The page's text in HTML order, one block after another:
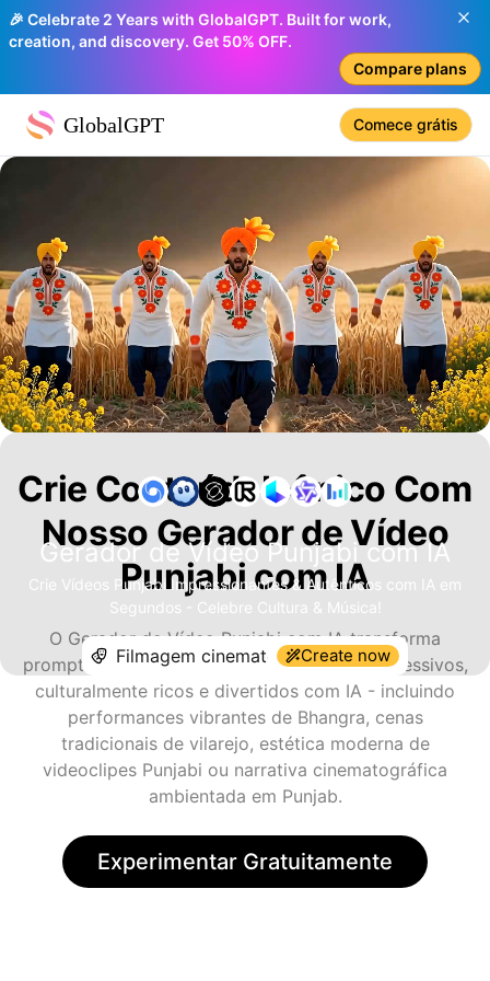
🎉 Celebrate 2 Years with GlobalGPT. Built for work,
creation, and discovery. Get 50% OFF.
Compare plans
GlobalGPT Comece grátis
Gerador de Vídeo Punjabi com IA
Crie Vídeos Punjabi Impressionantes & Autênticos com IA em
Segundos - Celebre Cultura & Música!
Create now
Crie ConteúdoIcônico Com
Nosso Gerador de Vídeo
Punjabi com IA
O Gerador de Vídeo Punjabi com IA transforma
prompts de texto ou imagens em vídeos expressivos,
culturalmente ricos e divertidos com IA - incluindo
performances vibrantes de Bhangra, cenas
tradicionais de vilarejo, estética moderna de
videoclipes Punjabi ou narrativa cinematográfica
ambientada em Punjab.
Experimentar Gratuitamente